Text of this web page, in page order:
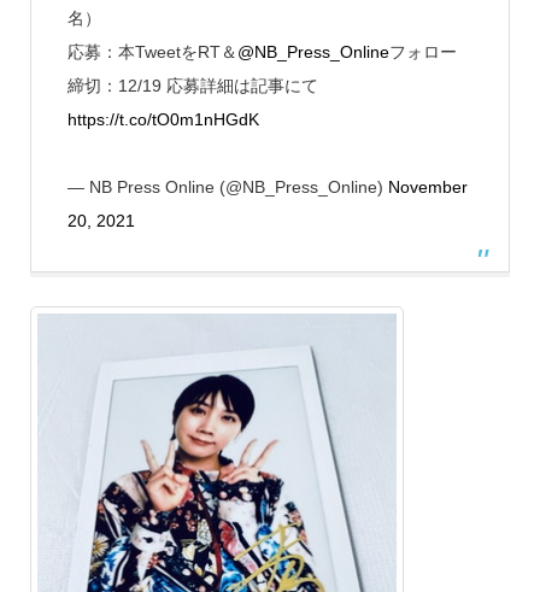
名）
応募：本TweetをRT＆@NB_Press_Onlineフォロー
締切：12/19 応募詳細は記事にて
https://t.co/tO0m1nHGdK
— NB Press Online (@NB_Press_Online) November
20, 2021